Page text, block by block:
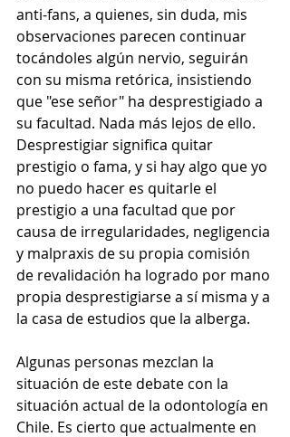
anti-fans, a quienes, sin duda, mis
observaciones parecen continuar
tocándoles algún nervio, seguirán
con su misma retórica, insistiendo
que "ese señor" ha desprestigiado a
su facultad. Nada más lejos de ello.
Desprestigiar significa quitar
prestigio o fama, y si hay algo que yo
no puedo hacer es quitarle el
prestigio a una facultad que por
causa de irregularidades, negligencia
y malpraxis de su propia comisión
de revalidación ha logrado por mano
propia desprestigiarse a sí misma y a
la casa de estudios que la alberga.
Algunas personas mezclan la
situación de este debate con la
situación actual de la odontología en
Chile. Es cierto que actualmente en